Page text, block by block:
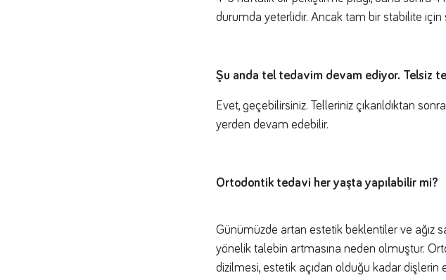
durumda yeterlidir. Ancak tam bir stabilite için
Şu anda tel tedavim devam ediyor. Telsiz
Evet, geçebilirsiniz. Telleriniz çıkarıldıktan
yerden devam edebilir.
Ortodontik tedavi her yaşta yapılabilir mi?
Günümüzde artan estetik beklentiler ve ağız
yönelik talebin artmasına neden olmuştur.
dizilmesi, estetik açıdan olduğu kadar dişlerin